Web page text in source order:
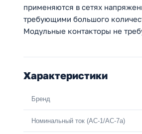
применяются в сетях
требующими большого
Модульные контакторы не
Характеристики
Бренд
Номинальный ток (АС-1/AC-7a)